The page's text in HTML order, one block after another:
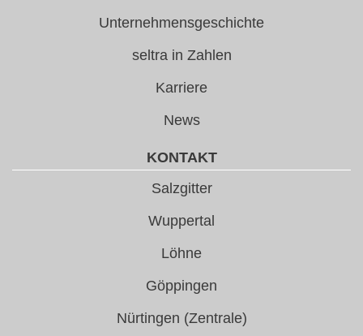
Unternehmensgeschichte
seltra in Zahlen
Karriere
News
KONTAKT
Salzgitter
Wuppertal
Löhne
Göppingen
Nürtingen (Zentrale)